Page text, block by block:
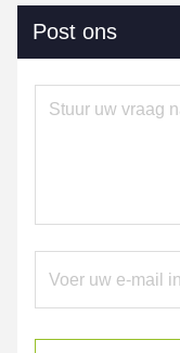
Post ons